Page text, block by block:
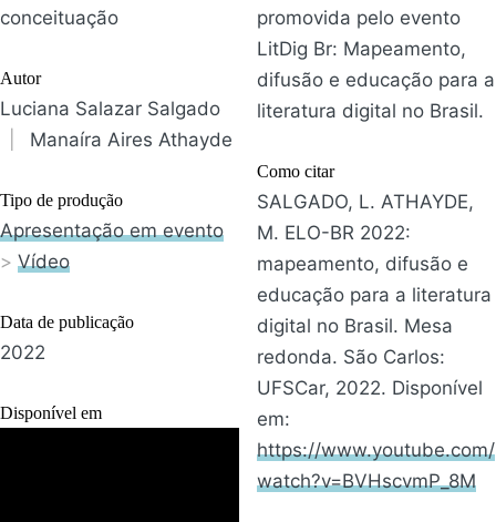
conceituação
Autor
Luciana Salazar Salgado
Manaíra Aires Athayde
Tipo de produção
Apresentação em evento
> Vídeo
Data de publicação
2022
Disponível em
promovida pelo evento
LitDig Br: Mapeamento,
difusão e educação para a
literatura digital no Brasil.
Como citar
SALGADO, L. ATHAYDE,
M. ELO-BR 2022:
mapeamento, difusão e
educação para a literatura
digital no Brasil. Mesa
redonda. São Carlos:
UFSCar, 2022. Disponível
em:
https://www.youtube.com/
watch?v=BVHscvmP_8M